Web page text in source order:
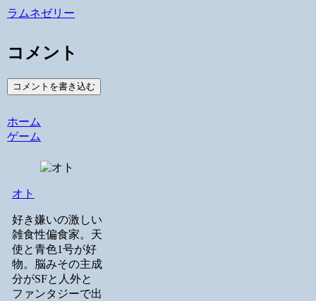
ラムネゼリー
コメント
コメントを書き込む
ホーム
ゲーム
オト
好き嫌いの激しい
雑食性偏食家。天
使と青色1号が好
物。脳みその主成
分がSFと人外と
ファンタジーで出